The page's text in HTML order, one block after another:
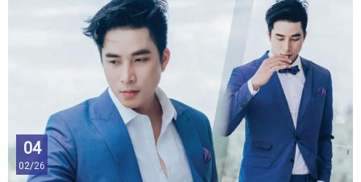
04
02/26